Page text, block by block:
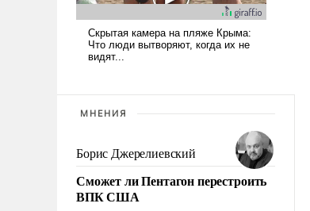
МНЕНИЯ
Борис Джерелиевский
Сможет ли Пентагон перестроить
ВПК США